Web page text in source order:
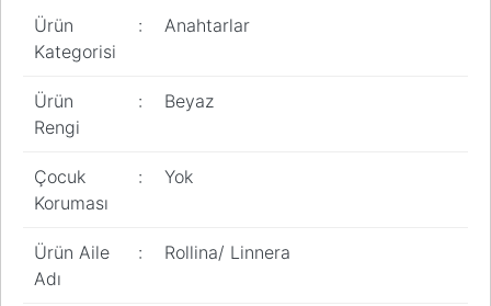
Ürün
Kategorisi
: Anahtarlar
Ürün
Rengi
: Beyaz
Çocuk
Koruması
: Yok
Ürün Aile
Adı
: Rollina/ Linnera